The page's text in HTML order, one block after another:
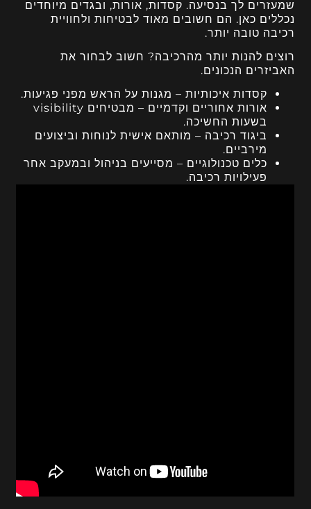
שמעזרים לך בנסיעה. קסדות, אורות, ובגדים מיוחדים
נכללים כאן. הם חשובים מאוד לבטיחות ולחוויית
רכיבה טובה יותר.
רוצים להנות יותר מהרכיבה? חשוב לבחור את
האביזרים הנכונים.
קסדות איכותיות – מגנות על הראש מפני פגיעות.
אורות אחוריים וקדמיים – מבטיחים visibility
בשעות החשיכה.
ביגוד רכיבה – מותאם אישית לנוחות וביצועים
מירביים.
כלים טכנולוגיים – מסייעים בניהול ובמעקב אחר
פעילויות רכיבה.